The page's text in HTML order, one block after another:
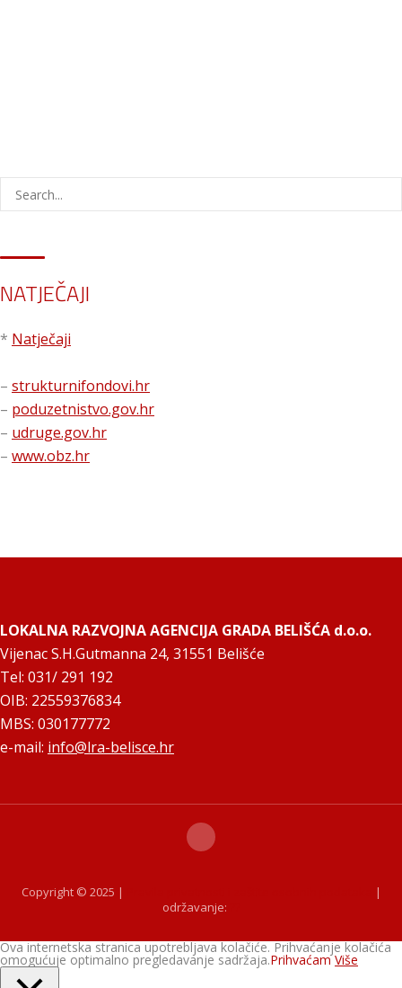
NATJEČAJI
* Natječaji
– strukturnifondovi.hr
– poduzetnistvo.gov.hr
– udruge.gov.hr
– www.obz.hr
LOKALNA RAZVOJNA AGENCIJA GRADA BELIŠĆA d.o.o.
Vijenac S.H.Gutmanna 24, 31551 Belišće
Tel: 031/ 291 192
OIB: 22559376834
MBS: 030177772
e-mail: info@lra-belisce.hr
Copyright © 2025 |
|
održavanje:
Ova internetska stranica upotrebljava kolačiće. Prihvaćanje kolačića
omogućuje optimalno pregledavanje sadržaja.Prihvaćam Više